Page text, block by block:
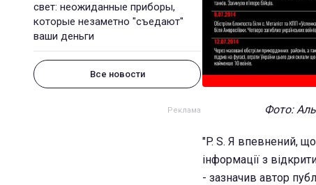
свет: неожиданные приборы,
которые незаметно "съедают"
ваши деньги
Все новости
Фото:
"P. S. Я впевнений,
інформації з
- зазначив автор